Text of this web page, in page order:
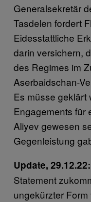
Generalsekretär
Tasdelen fordert
Eidesstattliche
darin versichern,
des Regimes im
Aserbaidschan-
Es müsse geklärt
Engagements für
Aliyev gewesen
Gegenleistung
Update, 29.12.22:
Statement
ungekürzter